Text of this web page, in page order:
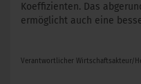
Koeffizienten. Das
ermöglicht auch eine
Verantwortlicher Wirtschaftsakteur/